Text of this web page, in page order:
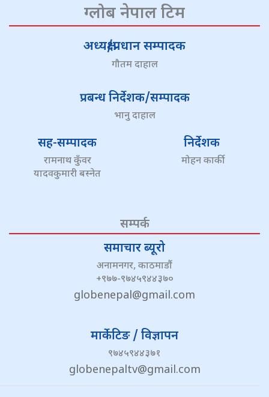
ग्लोब नेपाल टिम
अध्यक्ष/प्रधान सम्पादक
गौतम दाहाल
प्रबन्ध निर्देशक/सम्पादक
भानु दाहाल
सह-सम्पादक
रामनाथ कुँवर
यादवकुमारी बस्नेत
निर्देशक
मोहन कार्की
सम्पर्क
समाचार ब्यूरो
अनामनगर, काठमाडौं
+९७७-९७४५९४४३७०
globenepal@gmail.com
मार्केटिङ / विज्ञापन
९७४५९४४३७१
globenepaltv@gmail.com